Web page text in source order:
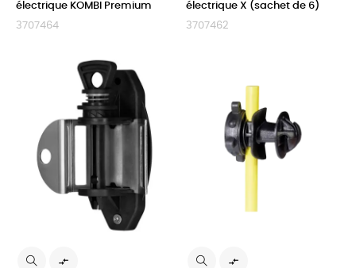
électrique KOMBI Premium
3707464
électrique X (sachet de 6)
3707462
 